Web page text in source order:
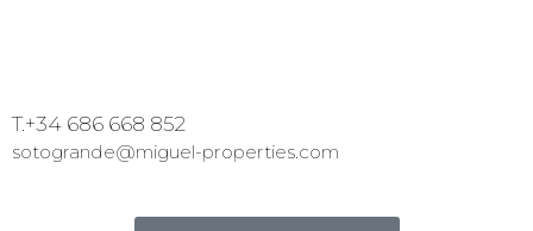
T.+34 686 668 852
sotogrande@miguel-properties.com